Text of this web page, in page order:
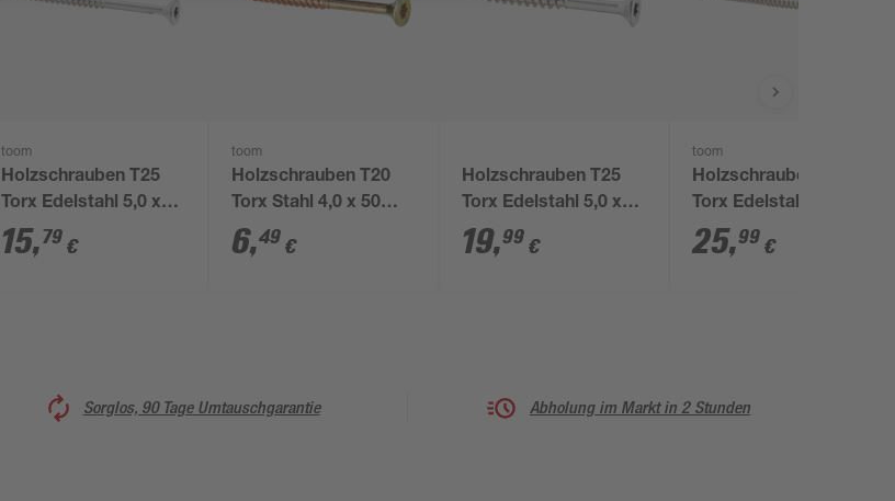
toom
Holzschrauben T25
Torx Edelstahl 5,0 x
70 mm 30 Stück
15,79 €
toom
Holzschrauben T20
Torx Stahl 4,0 x 50
mm 50 Stück
6,49 €
Holzschrauben T25
Torx Edelstahl 5,0 x
50 mm 50 Stück
19,99 €
toom
Holzschrauben T25
Torx Edelstahl 6,0 x
100 mm 25 Stück
25,99 €
Sorglos, 90 Tage Umtauschgarantie Abholung im Markt in 2 Stunden